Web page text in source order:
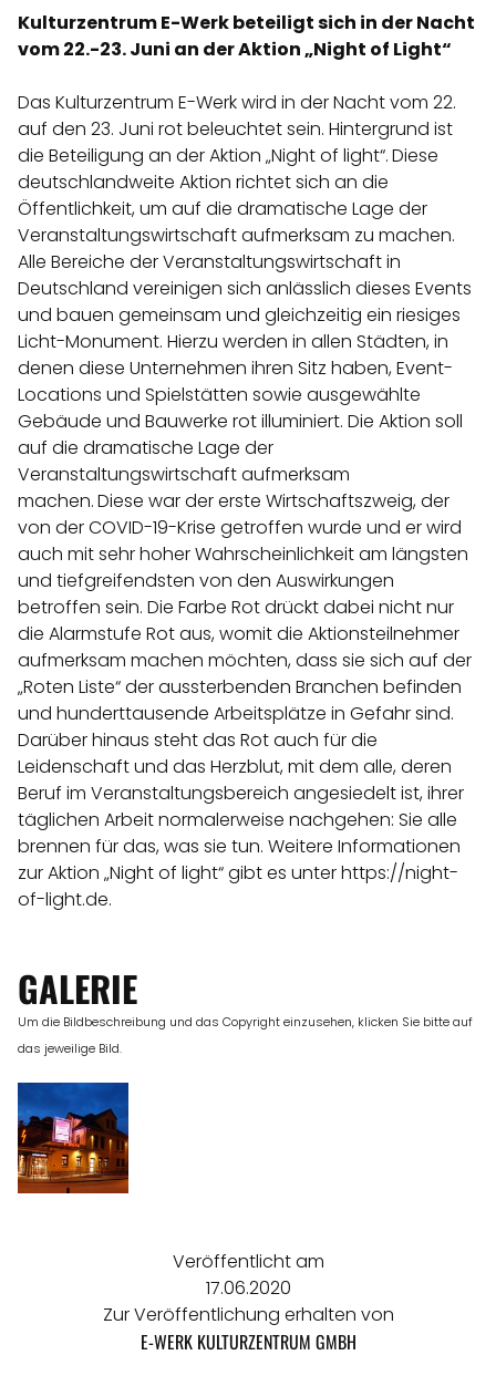
Kulturzentrum E-Werk beteiligt sich in der Nacht
vom 22.-23. Juni an der Aktion „Night of Light“
Das Kulturzentrum E-Werk wird in der Nacht vom 22.
auf den 23. Juni rot beleuchtet sein. Hintergrund ist
die Beteiligung an der Aktion „Night of light“.Diese
deutschlandweite Aktion richtet sich an die
Öffentlichkeit, um auf die dramatische Lage der
Veranstaltungswirtschaft aufmerksam zu machen.
Alle Bereiche der Veranstaltungswirtschaft in
Deutschland vereinigen sich anlässlich dieses Events
und bauen gemeinsam und gleichzeitig ein riesiges
Licht-Monument. Hierzu werden in allen Städten, in
denen diese Unternehmen ihren Sitz haben, Event-
Locations und Spielstätten sowie ausgewählte
Gebäude und Bauwerke rot illuminiert. Die Aktion soll
auf die dramatische Lage der
Veranstaltungswirtschaft aufmerksam
machen.Diese war der erste Wirtschaftszweig, der
von der COVID-19-Krise getroffen wurde und er wird
auch mit sehr hoher Wahrscheinlichkeit am längsten
und tiefgreifendsten von den Auswirkungen
betroffen sein. Die Farbe Rot drückt dabei nicht nur
die Alarmstufe Rot aus, womit die Aktionsteilnehmer
aufmerksam machen möchten, dass sie sich auf der
„Roten Liste“ der aussterbenden Branchen befinden
und hunderttausende Arbeitsplätze in Gefahr sind.
Darüber hinaus steht das Rot auch für die
Leidenschaft und das Herzblut, mit dem alle, deren
Beruf im Veranstaltungsbereich angesiedelt ist, ihrer
täglichen Arbeit normalerweise nachgehen: Sie alle
brennen für das, was sie tun. Weitere Informationen
zur Aktion „Night of light“ gibt es unterhttps://night-
of-light.de.
GALERIE
Um die Bildbeschreibung und das Copyright einzusehen, klicken Sie bitte auf
das jeweilige Bild.
Veröffentlicht am
17.06.2020
Zur Veröffentlichung erhalten von
E-WERK KULTURZENTRUM GMBH